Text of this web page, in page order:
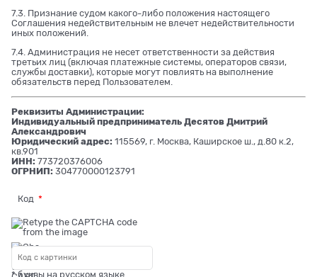
7.3. Признание судом какого-либо положения настоящего
Соглашения недействительным не влечет недействительности
иных положений.
7.4. Администрация не несет ответственности за действия
третьих лиц (включая платежные системы, операторов связи,
службы доставки), которые могут повлиять на выполнение
обязательств перед Пользователем.
Реквизиты Администрации:
Индивидуальный предприниматель Десятов Дмитрий
Александрович
Юридический адрес: 115569, г. Москва, Каширское ш., д.80 к.2,
кв.901
ИНН: 773720376006
ОГРНИП: 304770000123791
Код
* буквы на русском языке